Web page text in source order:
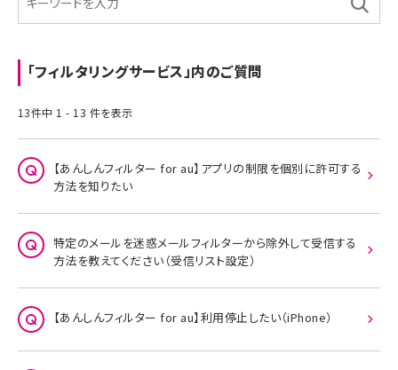
「フィルタリングサービス」内のご質問
13件中 1 - 13 件を表示
【あんしんフィルター for au】アプリの制限を個別に許可する
方法を知りたい
特定のメールを迷惑メールフィルターから除外して受信する
方法を教えてください（受信リスト設定）
【あんしんフィルター for au】利用停止したい（iPhone）